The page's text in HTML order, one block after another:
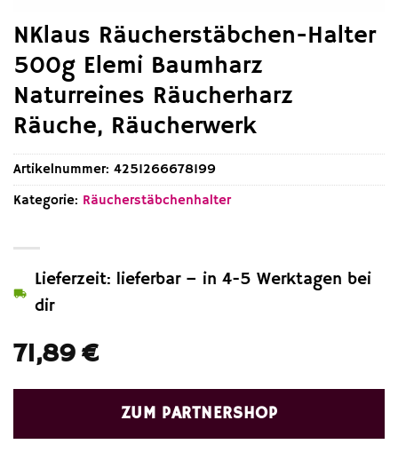
NKlaus Räucherstäbchen-Halter
500g Elemi Baumharz
Naturreines Räucherharz
Räuche, Räucherwerk
71,89€
Lieferzeit: lieferbar – in 4-5 Werktagen bei
dir
ZUM PARTNERSHOP
Artikelnummer: 4251266678199
Kategorie: Räucherstäbchenhalter